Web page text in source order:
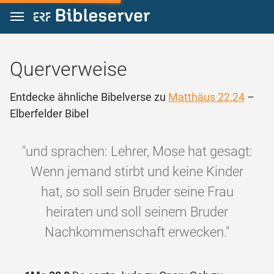
Zum Inhalt springen
Querverweise
Entdecke ähnliche Bibelverse zu Matthäus 22,24 –
Elberfelder Bibel
"und sprachen: Lehrer, Mose hat gesagt:
Wenn jemand stirbt und keine Kinder
hat, so soll sein Bruder seine Frau
heiraten und soll seinem Bruder
Nachkommenschaft erwecken."